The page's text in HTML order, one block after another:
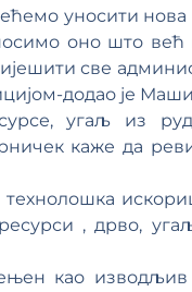
уносити нова
оно што већ
све
додао је
угаљ из
каже да
, дрво,
као